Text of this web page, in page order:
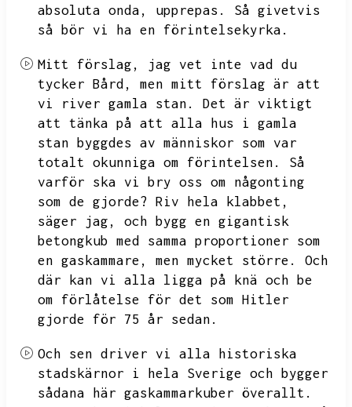
absoluta onda,
upprepas.
Så givetvis
så bör vi ha en förintelsekyrka.
Mitt förslag,
jag vet inte vad du
tycker Bård,
men mitt förslag är att
vi river gamla stan.
Det är viktigt
att tänka på att alla hus i gamla
stan byggdes av människor som var
totalt okunniga om förintelsen.
Så
varför ska vi bry oss om någonting
som de gjorde? Riv hela klabbet,
säger jag,
och bygg en gigantisk
betongkub med samma proportioner som
en gaskammare,
men mycket större.
Och
där kan vi alla ligga på knä och be
om förlåtelse för det som Hitler
gjorde för 75 år sedan.
Och sen driver vi alla historiska
stadskärnor i hela Sverige och bygger
sådana här gaskammarkuber överallt.